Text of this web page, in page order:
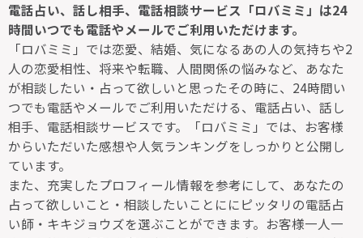
電話占い、話し相手、電話相談サービス「ロバミミ」は24
時間いつでも電話やメールでご利用いただけます。
「ロバミミ」では恋愛、結婚、気になるあの人の気持ちや2
人の恋愛相性、将来や転職、人間関係の悩みなど、あなた
が相談したい・占って欲しいと思ったその時に、24時間い
つでも電話やメールでご利用いただける、電話占い、話し
相手、電話相談サービスです。「ロバミミ」では、お客様
からいただいた感想や人気ランキングをしっかりと公開し
ています。
また、充実したプロフィール情報を参考にして、あなたの
占って欲しいこと・相談したいことににピッタリの電話占
い師・キキジョウズを選ぶことができます。お客様一人一